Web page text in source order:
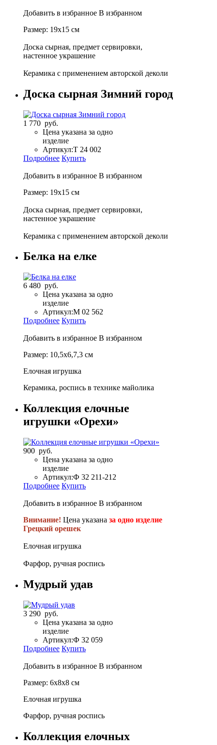
Добавить в избранное В избранном
Размер: 19х15 см
Доска сырная, предмет сервировки,
настенное украшение
Керамика с применением авторской деколи
Доска сырная Зимний город
1 770 руб.
Цена указана за одно
изделие
Артикул:Т 24 002
Подробнее Купить
Добавить в избранное В избранном
Размер: 19х15 см
Доска сырная, предмет сервировки,
настенное украшение
Керамика с применением авторской деколи
Белка на елке
6 480 руб.
Цена указана за одно
изделие
Артикул:М 02 562
Подробнее Купить
Добавить в избранное В избранном
Размер: 10,5х6,7,3 см
Елочная игрушка
Керамика, роспись в технике майолика
Коллекция елочные
игрушки «Орехи»
900 руб.
Цена указана за одно
изделие
Артикул:Ф 32 211-212
Подробнее Купить
Добавить в избранное В избранном
Внимание! Цена указана за одно изделие
Грецкий орешек
Елочная игрушка
Фарфор, ручная роспись
Мудрый удав
3 290 руб.
Цена указана за одно
изделие
Артикул:Ф 32 059
Подробнее Купить
Добавить в избранное В избранном
Размер: 6x8x8 см
Елочная игрушка
Фарфор, ручная роспись
Коллекция елочных